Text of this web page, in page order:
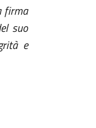
firma
suo
e